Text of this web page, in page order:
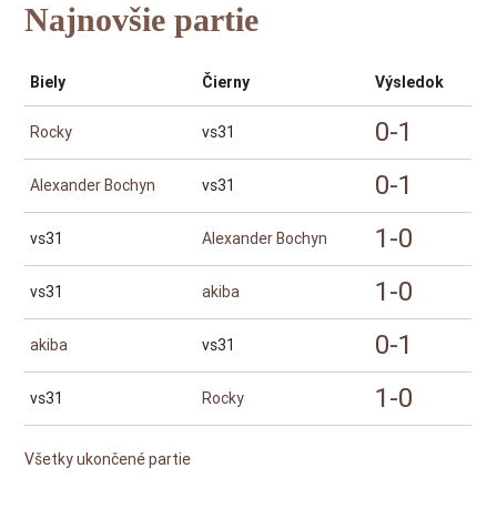
Najnovšie partie
Biely Čierny Výsledok
Rocky vs31 0-1
Alexander Bochyn vs31 0-1
vs31 Alexander Bochyn 1-0
vs31 akiba 1-0
akiba vs31 0-1
vs31 Rocky 1-0
Všetky ukončené partie